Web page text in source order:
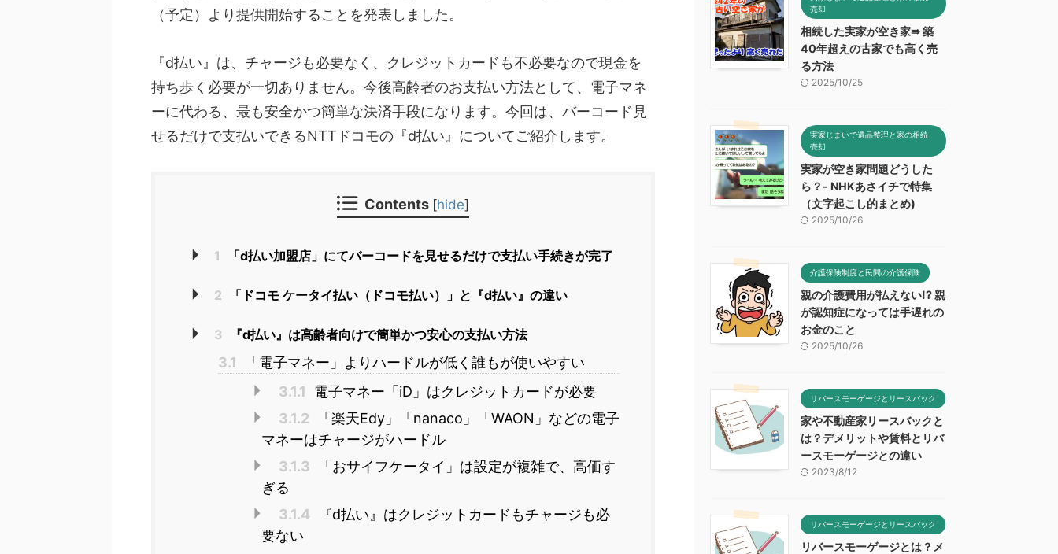
（予定）より提供開始することを発表しました。
『d払い』は、チャージも必要なく、クレジットカードも不必要なので現金を
持ち歩く必要が一切ありません。今後高齢者のお支払い方法として、電子マネ
ーに代わる、最も安全かつ簡単な決済手段になります。今回は、バーコード見
せるだけで支払いできるNTTドコモの『d払い』についてご紹介します。
Contents [hide]
1 「d払い加盟店」にてバーコードを見せるだけで支払い手続きが完了
2 「ドコモ ケータイ払い（ドコモ払い）」と『d払い』の違い
3 『d払い』は高齢者向けで簡単かつ安心の支払い方法
3.1
「電子マネー」よりハードルが低く誰もが使いやすい
3.1.1
電子マネー「iD」はクレジットカードが必要
3.1.2
「楽天Edy」「nanaco」「WAON」などの電子
マネーはチャージがハードル
3.1.3
「おサイフケータイ」は設定が複雑で、高価す
ぎる
3.1.4
『d払い』はクレジットカードもチャージも必
要ない
売却
相続した実家が空き家⇛ 築
40年超えの古家でも高く売
る方法
2025/10/25
実家じまいで遺品整理と家の相続
売却
実家が空き家問題どうした
ら？- NHKあさイチで特集
（文字起こし的まとめ)
2025/10/26
介護保険制度と民間の介護保険
親の介護費用が払えない!? 親
が認知症になっては手遅れの
お金のこと
2025/10/26
リバースモーゲージとリースバック
家や不動産家リースバックと
は？デメリットや賃料とリバ
ースモーゲージとの違い
2023/8/12
リバースモーゲージとリースバック
リバースモーゲージとは？メ